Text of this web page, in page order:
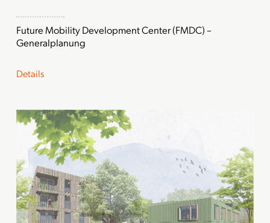
Future Mobility Development Center (FMDC) –
Generalplanung
Details